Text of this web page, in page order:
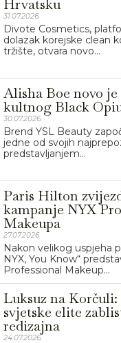
Hrvatsku
31.07.2026.
Divote Cosmetics,
dolazak korejske clean
tržište, otvara novo...
Alisha Boe novo
kultnog Black
30.07.2026.
Brend YSL Beauty
jedne od svojih
predstavljanjem...
Paris Hilton
kampanje NYX
Makeupa
27.07.2026.
Nakon velikog uspjeha
NYX, You Know“
Professional Makeup...
Luksuz na
svjetske elite
redizajna
24.07.2026.